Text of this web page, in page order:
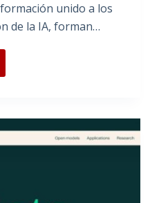
unido a los
de la IA, forman…